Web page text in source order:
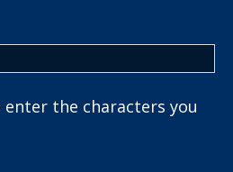
the characters you